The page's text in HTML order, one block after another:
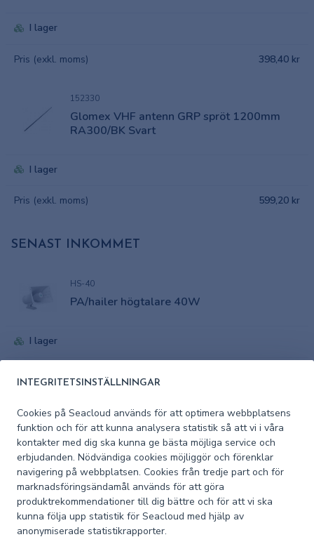
INTEGRITETSINSTÄLLNINGAR
Cookies på Seacloud används för att optimera webbplatsens
funktion och för att kunna analysera statistik så att vi i våra
kontakter med dig ska kunna ge bästa möjliga service och
erbjudanden. Nödvändiga cookies möjliggör och förenklar
navigering på webbplatsen. Cookies från tredje part och för
marknadsföringsändamål används för att göra
produktrekommendationer till dig bättre och för att vi ska
kunna följa upp statistik för Seacloud med hjälp av
anonymiserade statistikrapporter.
I lager
Pris (exkl. moms) 398,40 kr
152330
Glomex VHF antenn GRP spröt 1200mm
RA300/BK Svart
I lager
Pris (exkl. moms) 599,20 kr
SENAST INKOMMET
HS-40
PA/hailer högtalare 40W
I lager
HA156C
VHF antenn 15cm Heliflex
I lager
Pris (exkl. moms) 768,20 kr